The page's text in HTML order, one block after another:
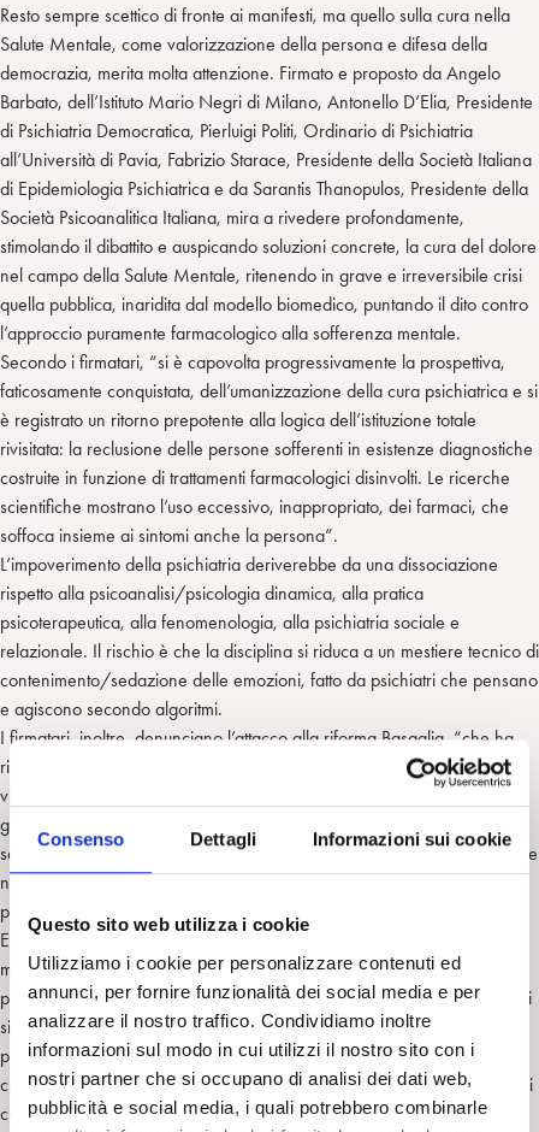
Consenso Dettagli Informazioni sui cookie
Questo sito web utilizza i cookie
Utilizziamo i cookie per personalizzare contenuti ed
annunci, per fornire funzionalità dei social media e per
analizzare il nostro traffico. Condividiamo inoltre
informazioni sul modo in cui utilizzi il nostro sito con i
nostri partner che si occupano di analisi dei dati web,
pubblicità e social media, i quali potrebbero combinarle
Resto sempre scettico di fronte ai manifesti, ma quello sulla cura nella
Salute Mentale, come valorizzazione della persona e difesa della
democrazia, merita molta attenzione. Firmato e proposto da Angelo
Barbato, dell’Istituto Mario Negri di Milano, Antonello D’Elia, Presidente
di Psichiatria Democratica, Pierluigi Politi, Ordinario di Psichiatria
all’Università di Pavia, Fabrizio Starace, Presidente della Società Italiana
di Epidemiologia Psichiatrica e da Sarantis Thanopulos, Presidente della
Società Psicoanalitica Italiana, mira a rivedere profondamente,
stimolando il dibattito e auspicando soluzioni concrete, la cura del dolore
nel campo della Salute Mentale, ritenendo in grave e irreversibile crisi
quella pubblica, inaridita dal modello biomedico, puntando il dito contro
l’approccio puramente farmacologico alla sofferenza mentale.
Secondo i firmatari, “si è capovolta progressivamente la prospettiva,
faticosamente conquistata, dell’umanizzazione della cura psichiatrica e si
è registrato un ritorno prepotente alla logica dell’istituzione totale
rivisitata: la reclusione delle persone sofferenti in esistenze diagnostiche
costruite in funzione di trattamenti farmacologici disinvolti. Le ricerche
scientifiche mostrano l’uso eccessivo, inappropriato, dei farmaci, che
soffoca insieme ai sintomi anche la persona”.
L’impoverimento della psichiatria deriverebbe da una dissociazione
rispetto alla psicoanalisi/psicologia dinamica, alla pratica
psicoterapeutica, alla fenomenologia, alla psichiatria sociale e
relazionale. Il rischio è che la disciplina si riduca a un mestiere tecnico di
contenimento/sedazione delle emozioni, fatto da psichiatri che pensano
e agiscono secondo algoritmi.
I firmatari, inoltre, denunciano l’attacco alla riforma Basaglia, “che ha
ridato dignità di cittadinanza e diritto alla soggettivazione della propria
vita al ‘paziente psichiatrico’ (sino ad allora non considerato entità
giuridica e politica”. Se il lavorare insieme viene abolito, se l’unione dei
saperi e delle esperienze viene disatteso, se l’approccio multidisciplinare
non viene rispettato, si finisce per tradire un’eredità che andrebbe
presto recuperata.
Elementi fondanti del Manifesto sono: il trattamento farmacologico
mirato e critico; la cura ispirata alla teoria e alla clinica
psicoanalitica/psicodinamica; la terapia delle relazioni, che usa principi
sistemico-dialogici; il lavoro di prevenzione, basato sulle diagnosi
precoci; il superamento delle pratiche coercitive e violente attraverso la
critica costante e la promozione di pratiche alternative in tutti i contesti di
cura. Per i firmatari, “l’approccio puramente quantitativo alla terapia del